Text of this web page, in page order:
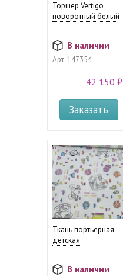
Торшер Vertigo
поворотный белый
В наличии
Арт.147354
42 150 ₽
Заказать
Ткань портьерная
детская
В наличии